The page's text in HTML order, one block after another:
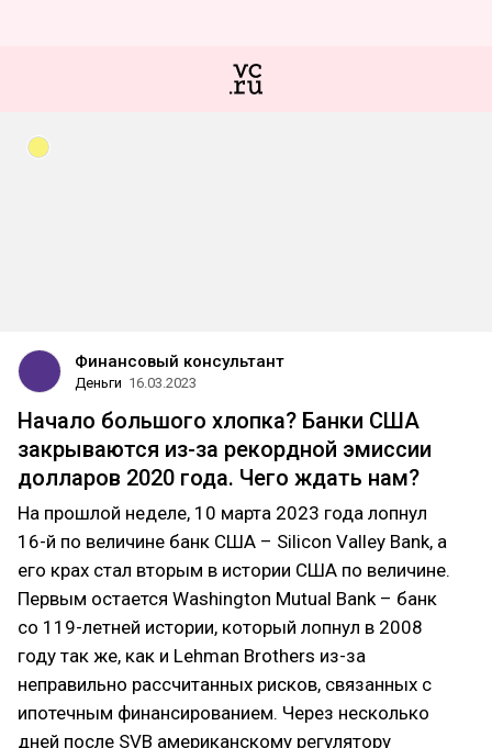
Финансовый консультант
Деньги 16.03.2023
Начало большого хлопка? Банки США
закрываются из-за рекордной эмиссии
долларов 2020 года. Чего ждать нам?
На прошлой неделе, 10 марта 2023 года лопнул
16-й по величине банк США – Silicon Valley Bank, а
его крах стал вторым в истории США по величине.
Первым остается Washington Mutual Bank – банк
со 119-летней истории, который лопнул в 2008
году так же, как и Lehman Brothers из-за
неправильно рассчитанных рисков, связанных с
ипотечным финансированием. Через несколько
дней после SVB американскому регулятору